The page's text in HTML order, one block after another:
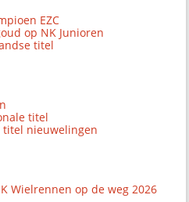
EZC
op NK Junioren
titel
titel
titel nieuwelingen
Wielrennen op de weg 2026